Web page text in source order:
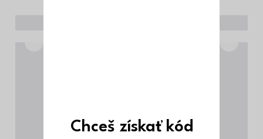
Chceš získať kód